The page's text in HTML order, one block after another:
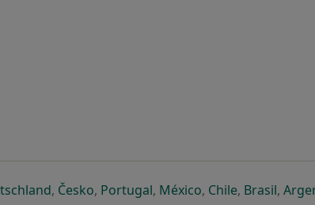
karcie
w nowej karcie
się w nowej karcie
otwiera się w nowej karcie
, Českootwiera się w nowej karcie
, Portugalotwiera się w nowej karcie
, Méxicootwiera się w
, Chileotwiera się
, Brasil,